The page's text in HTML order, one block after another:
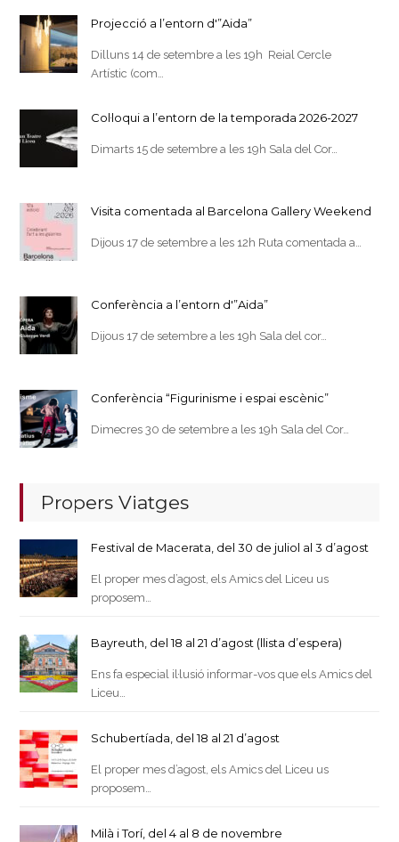
Projecció a l’entorn d'”Aida”
Dilluns 14 de setembre a les 19h Reial Cercle
Artístic (com…
Col·loqui a l’entorn de la temporada 2026-2027
Dimarts 15 de setembre a les 19h Sala del Cor…
Visita comentada al Barcelona Gallery Weekend
Dijous 17 de setembre a les 12h Ruta comentada a…
Conferència a l’entorn d'”Aida”
Dijous 17 de setembre a les 19h Sala del cor…
Conferència “Figurinisme i espai escènic”
Dimecres 30 de setembre a les 19h Sala del Cor…
Propers Viatges
Festival de Macerata, del 30 de juliol al 3 d’agost
El proper mes d’agost, els Amics del Liceu us
proposem…
Bayreuth, del 18 al 21 d’agost (llista d’espera)
Ens fa especial il·lusió informar-vos que els Amics del
Liceu…
Schubertíada, del 18 al 21 d’agost
El proper mes d’agost, els Amics del Liceu us
proposem…
Milà i Torí, del 4 al 8 de novembre